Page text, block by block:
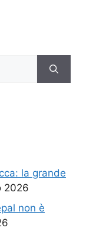
la grande
2026
non è